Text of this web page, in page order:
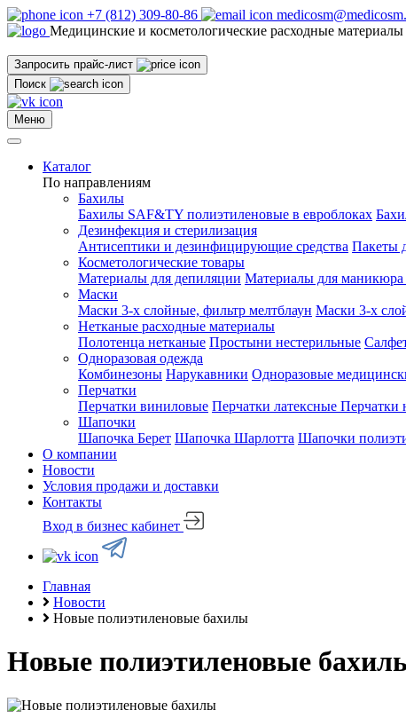
+7 (812) 309-80-86
Медицинские и косметологические расходные
Запросить прайс-лист
Поиск
Меню
Каталог
По направлениям
Бахилы
Бахилы SAF&TY полиэтиленовые в евроблоках
Дезинфекция и стерилизация
Антисептики и дезинфицирующие средства Пакеты
Косметологические товары
Материалы для депиляции Материалы для
Маски
Маски 3-х слойные, фильтр мелтблаун Маски 3-х
Нетканые расходные материалы
Полотенца нетканые Простыни нестерильные
Одноразовая одежда
Комбинезоны Нарукавники Одноразовые
Перчатки
Перчатки виниловые Перчатки латексные Перчатки
Шапочки
Шапочка Берет Шапочка Шарлотта Шапочки
О компании
Новости
Условия продажи и доставки
Контакты
Вход в бизнес кабинет
Главная
Новости
Новые полиэтиленовые бахилы
Новые полиэтиленовые